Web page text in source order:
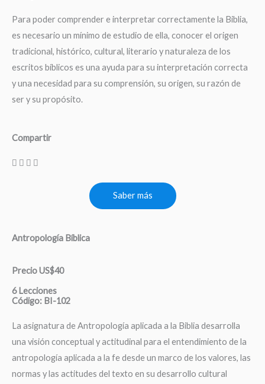
Para poder comprender e interpretar correctamente la Biblia,
es necesario un mínimo de estudio de ella, conocer el origen
tradicional, histórico, cultural, literario y naturaleza de los
escritos bíblicos es una ayuda para su interpretación correcta
y una necesidad para su comprensión, su origen, su razón de
ser y su propósito.
Compartir
Saber más
Antropología Bíblica
Precio US$40
6 Lecciones
Código: BI-102
La asignatura de Antropología aplicada a la Biblia desarrolla
una visión conceptual y actitudinal para el entendimiento de la
antropología aplicada a la fe desde un marco de los valores, las
normas y las actitudes del texto en su desarrollo cultural